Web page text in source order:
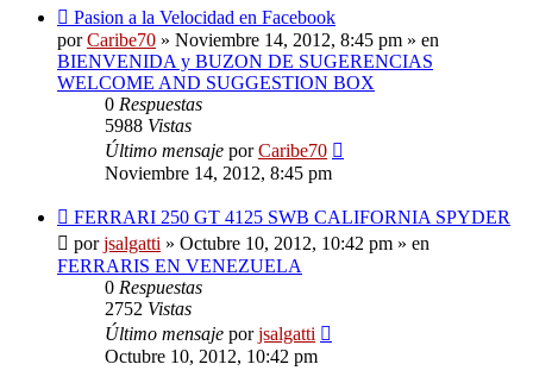
Nuevo
mensaje
Pasion a la Velocidad en Facebook
porCaribe70 » Noviembre 14, 2012, 8:45 pm » en
BIENVENIDA y BUZON DE SUGERENCIAS
WELCOME AND SUGGESTION BOX
0 Respuestas
5988 Vistas
Último mensaje porCaribe70
Noviembre 14, 2012, 8:45 pm
Nuevo
mensaje
FERRARI 250 GT 4125 SWB CALIFORNIA SPYDER
porjsalgatti » Octubre 10, 2012, 10:42 pm » en
FERRARIS EN VENEZUELA
0 Respuestas
2752 Vistas
Último mensaje porjsalgatti
Octubre 10, 2012, 10:42 pm